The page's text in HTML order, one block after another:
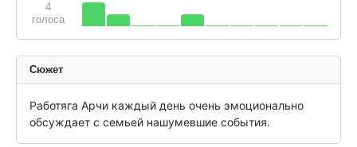
4
голоса
Сюжет
Работяга Арчи каждый день очень эмоционально
обсуждает с семьей нашумевшие события.